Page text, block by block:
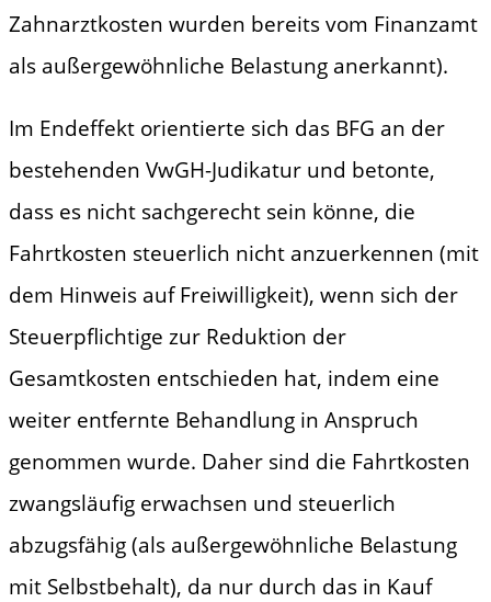
Zahnarztkosten wurden bereits vom Finanzamt
als außergewöhnliche Belastung anerkannt).
Im Endeffekt orientierte sich das BFG an der
bestehenden VwGH-Judikatur und betonte,
dass es nicht sachgerecht sein könne, die
Fahrtkosten steuerlich nicht anzuerkennen (mit
dem Hinweis auf Freiwilligkeit), wenn sich der
Steuerpflichtige zur Reduktion der
Gesamtkosten entschieden hat, indem eine
weiter entfernte Behandlung in Anspruch
genommen wurde. Daher sind die Fahrtkosten
zwangsläufig erwachsen und steuerlich
abzugsfähig (als außergewöhnliche Belastung
mit Selbstbehalt), da nur durch das in Kauf